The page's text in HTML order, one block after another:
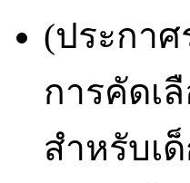
(ประกา
การคัดเ
สำหรับเ